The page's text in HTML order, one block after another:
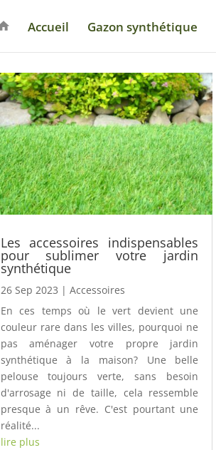
Accueil Gazon synthétique
Les accessoires indispensables
pour sublimer votre jardin
synthétique
26 Sep 2023 | Accessoires
En ces temps où le vert devient une
couleur rare dans les villes, pourquoi ne
pas aménager votre propre jardin
synthétique à la maison? Une belle
pelouse toujours verte, sans besoin
d'arrosage ni de taille, cela ressemble
presque à un rêve. C'est pourtant une
réalité...
lire plus